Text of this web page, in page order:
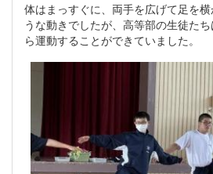
体はまっすぐに、両手を広げて足を
うな動きでしたが、高等部の生徒た
ら運動することができていました。